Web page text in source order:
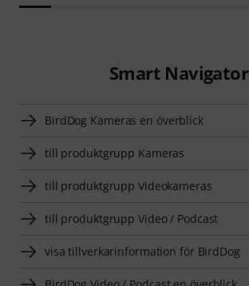
Smart Navigator
BirdDog Kameras en överblick
till produktgrupp Kameras
till produktgrupp Videokameras
till produktgrupp Video / Podcast
visa tillverkarinformation för BirdDog